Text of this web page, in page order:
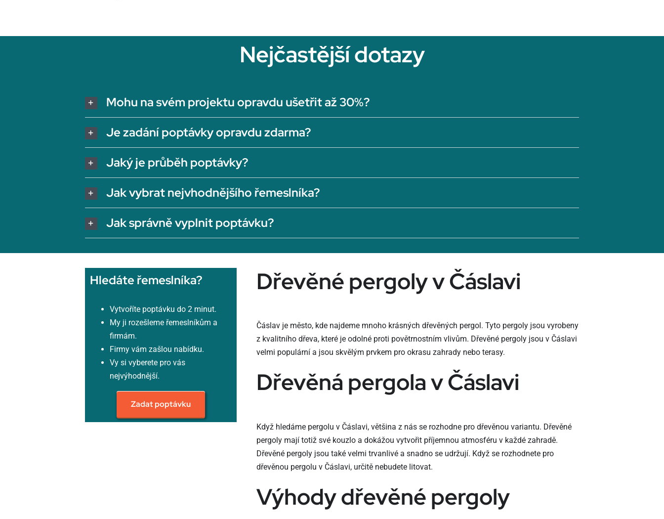
Nejčastější dotazy
Mohu na svém projektu opravdu ušetřit až 30%?
Je zadání poptávky opravdu zdarma?
Jaký je průběh poptávky?
Jak vybrat nejvhodnějšího řemeslníka?
Jak správně vyplnit poptávku?
Hledáte řemeslníka?
Vytvoříte poptávku do 2 minut.
My ji rozešleme řemeslníkům a
firmám.
Firmy vám zašlou nabídku.
Vy si vyberete pro vás
nejvýhodnější.
Zadat poptávku
Dřevěné pergoly v Čáslavi
Čáslav je město, kde najdeme mnoho krásných dřevěných pergol. Tyto pergoly jsou vyrobeny
z kvalitního dřeva, které je odolné proti povětrnostním vlivům. Dřevěné pergoly jsou v Čáslavi
velmi populární a jsou skvělým prvkem pro okrasu zahrady nebo terasy.
Dřevěná pergola v Čáslavi
Když hledáme pergolu v Čáslavi, většina z nás se rozhodne pro dřevěnou variantu. Dřevěné
pergoly mají totiž své kouzlo a dokážou vytvořit příjemnou atmosféru v každé zahradě.
Dřevěné pergoly jsou také velmi trvanlivé a snadno se udržují. Když se rozhodnete pro
dřevěnou pergolu v Čáslavi, určitě nebudete litovat.
Výhody dřevěné pergoly